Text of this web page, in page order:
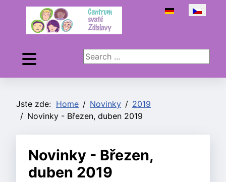
Zvolte jazyk
Search ...
Jste zde: Home Novinky
2019
Novinky - Březen, duben 2019
Novinky - Březen,
duben 2019